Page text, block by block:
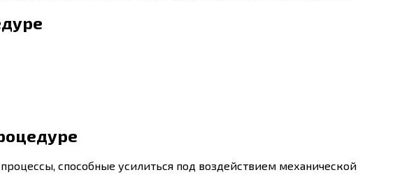
способные усилиться под воздействием механической